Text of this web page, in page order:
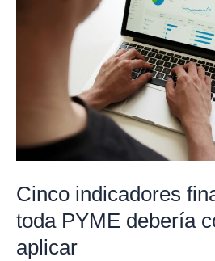
Cinco indicadores
toda PYME debería
aplicar
aplicar